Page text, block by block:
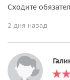
Сходите
2 дня назад